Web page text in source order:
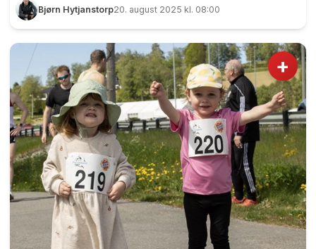
Bjørn Hytjanstorp20. august 2025 kl. 08:00
+